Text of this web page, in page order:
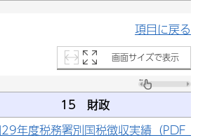
項目に戻る
画面サイズで表示
15 財政
年度税務署別国税徴収実績（PDF：